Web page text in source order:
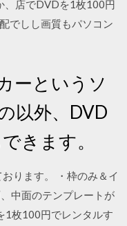
、店でDVDを1枚100円
でしし画質もパソコン
ーというソ
以外、DVD
きます。
ります。 ・枠のみ＆イ
中面のテンプレートが
1枚100円でレンタルす